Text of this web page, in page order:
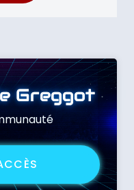
Greggot